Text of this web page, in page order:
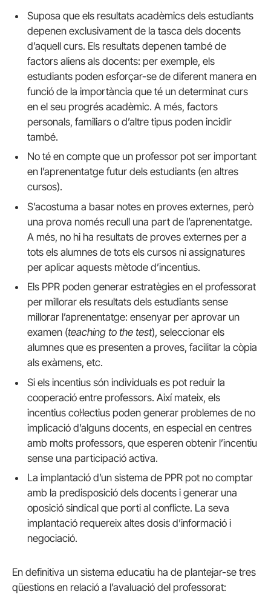
Suposa que els resultats acadèmics dels estudiants
depenen exclusivament de la tasca dels docents
d’aquell curs. Els resultats depenen també de
factors aliens als docents: per exemple, els
estudiants poden esforçar-se de diferent manera en
funció de la importància que té un determinat curs
en el seu progrés acadèmic. A més, factors
personals, familiars o d’altre tipus poden incidir
també.
No té en compte que un professor pot ser important
en l’aprenentatge futur dels estudiants (en altres
cursos).
S’acostuma a basar notes en proves externes, però
una prova només recull una part de l’aprenentatge.
A més, no hi ha resultats de proves externes per a
tots els alumnes de tots els cursos ni assignatures
per aplicar aquests mètode d’incentius.
Els PPR poden generar estratègies en el professorat
per millorar els resultats dels estudiants sense
millorar l’aprenentatge: ensenyar per aprovar un
examen (teaching to the test), seleccionar els
alumnes que es presenten a proves, facilitar la còpia
als exàmens, etc.
Si els incentius són individuals es pot reduir la
cooperació entre professors. Així mateix, els
incentius col·lectius poden generar problemes de no
implicació d’alguns docents, en especial en centres
amb molts professors, que esperen obtenir l’incentiu
sense una participació activa.
La implantació d’un sistema de PPR pot no comptar
amb la predisposició dels docents i generar una
oposició sindical que porti al conflicte. La seva
implantació requereix altes dosis d’informació i
negociació.
En definitiva un sistema educatiu ha de plantejar-se tres
qüestions en relació a l’avaluació del professorat: